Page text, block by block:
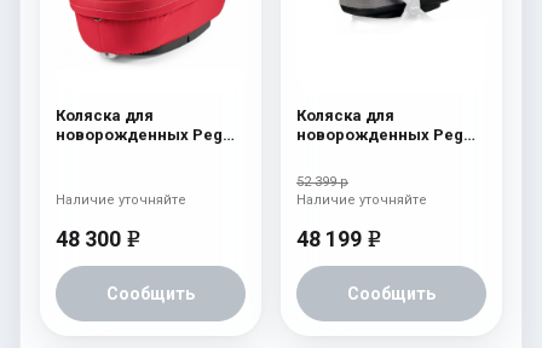
Коляска для
новорожденных Peg
mod-red
48 300 e
Сообщить
Наличие уточняйте
Коляска для
новорожденных Peg
Pop-Up) Tulip
52 399 р
48 199 e
Сообщить
Наличие уточняйте